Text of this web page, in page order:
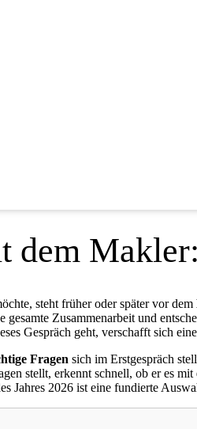
dem
steht früher oder später vor dem
Zusammenarbeit und
Gespräch geht, verschafft sich
Fragen sich im Erstgespräch
stellt, erkennt schnell, ob er es
Jahres 2026 ist eine fundierte